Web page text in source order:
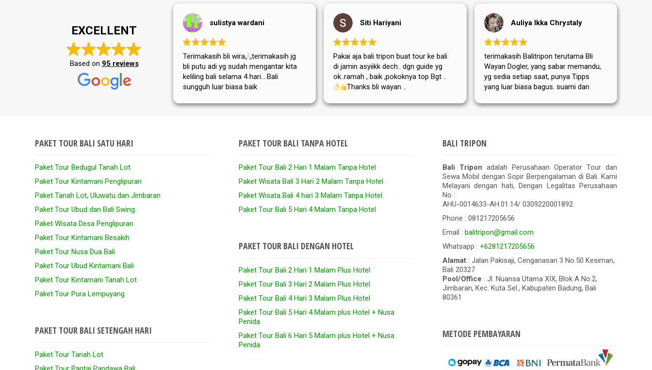
EXCELLENT
Based on 95 reviews
sulistya wardani
Terimakasih bli wira
terimakasih jg
bli putu adi yg sudah mengantar kita
keliling bali selama 4 hari....Bali
sungguh luar biasa baik
tempat wisatanya....semoga tripon
Siti Hariyani
Pakai aja bali tripon buat tour ke bali
di jamin asyiikk dech.. dgn guide yg
ok..ramah , baik ,pokoknya top Bgt ..
Thanks bli wayan ..
Auliya Ikka Chrystaly
terimakasih Balitripon terutama Bli
Wayan Dogler, yang sabar memandu,
yg sedia setiap saat, punya Tipps
yang luar biasa bagus. suami dan
sangat puas dan senang ditemanin
PAKET TOUR BALI SATU HARI
Paket Tour Bedugul Tanah Lot
Paket Tour Kintamani Penglipuran
Paket Tanah Lot, Uluwatu dan Jimbaran
Paket Tour Ubud dan Bali Swing
Paket Wisata Desa Penglipuran
Paket Tour Kintamani Besakih
Paket Tour Nusa Dua Bali
Paket Tour Ubud Kintamani Bali
Paket Tour Kintamani Tanah Lot
Paket Tour Pura Lempuyang
PAKET TOUR BALI SETENGAH HARI
Paket Tour Tanah Lot
PAKET TOUR BALI TANPA HOTEL
Paket Tour Bali 2 Hari 1 Malam Tanpa Hotel
Paket Wisata Bali 3 Hari 2 Malam Tanpa Hotel
Paket Wisata Bali 4 hari 3 Malam Tanpa Hotel
Paket Tour Bali 5 Hari 4 Malam Tanpa Hotel
PAKET TOUR BALI DENGAN HOTEL
Paket Tour Bali 2 Hari 1 Malam Plus Hotel
Paket Tour Bali 3 Hari 2 Malam Plus Hotel
Paket Tour Bali 4 Hari 3 Malam Plus Hotel
Paket Tour Bali 5 Hari 4 Malam plus Hotel + Nusa
Penida
Paket Tour Bali 6 Hari 5 Malam plus Hotel + Nusa
Penida
BALI TRIPON
Bali Tripon adalah Perusahaan Operator Tour dan
Sewa Mobil dengan Sopir Berpengalaman di Bali. Kami
Melayani dengan hati, Dengan Legalitas Perusahaan
No :
AHU-0014633-AH.01.14/ 0309220001892.
Phone : 081217205656
Email : balitripon@gmail.com
Whatsapp : +6281217205656
Alamat: Jalan Pakisaji, Cenganasari 3 No.50 Kesiman,
Bali 20327
Pool/Office : Jl. Nuansa Utama XIX, Blok A No.2,
Jimbaran, Kec. Kuta Sel., Kabupaten Badung, Bali
80361
METODE PEMBAYARAN